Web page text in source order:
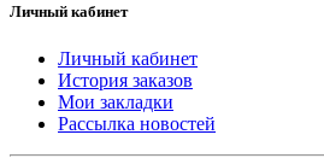
Личный кабинет
Личный кабинет
История заказов
Мои закладки
Рассылка новостей